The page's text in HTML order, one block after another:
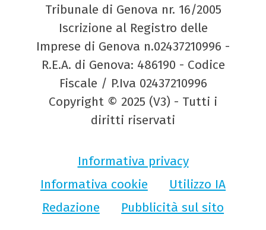
Tribunale di Genova nr. 16/2005
Iscrizione al Registro delle
Imprese di Genova n.02437210996 -
R.E.A. di Genova: 486190 - Codice
Fiscale / P.Iva 02437210996
Copyright © 2025 (V3) - Tutti i
diritti riservati
Informativa privacy
Informativa cookie
Utilizzo IA
Redazione
Pubblicità sul sito